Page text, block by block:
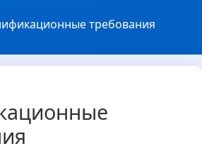
требования